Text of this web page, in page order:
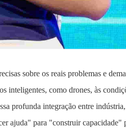
sobre os reais problemas e
inteligentes, como drones, às
profunda integração entre
ajuda" para "construir capacidade"